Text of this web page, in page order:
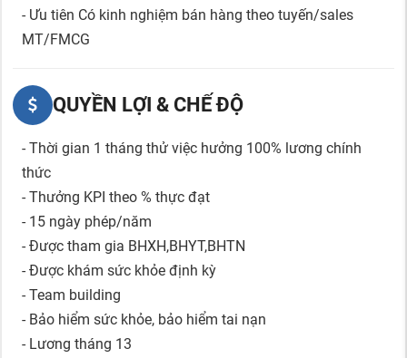
- Ưu tiên Có kinh nghiệm bán hàng theo tuyến/sales
MT/FMCG
QUYỀN LỢI & CHẾ ĐỘ
- Thời gian 1 tháng thử việc hưởng 100% lương chính
thức
- Thưởng KPI theo % thực đạt
- 15 ngày phép/năm
- Được tham gia BHXH,BHYT,BHTN
- Được khám sức khỏe định kỳ
- Team building
- Bảo hiểm sức khỏe, bảo hiểm tai nạn
- Lương tháng 13